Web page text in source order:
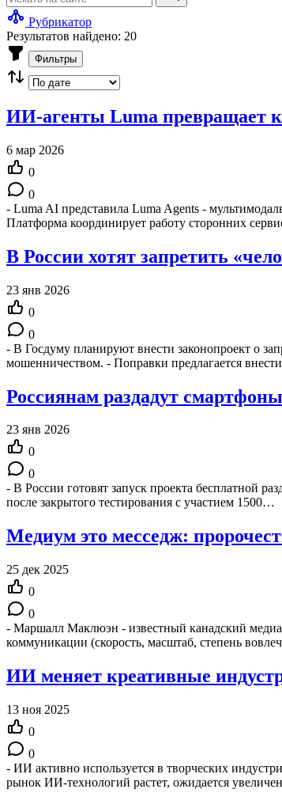
Рубрикатор
Результатов найдено: 20
Фильтры
ИИ-агенты Luma превращает
6 мар 2026
0
0
- Luma AI представила Luma Agents -
Платформа координирует работу сторонних
В России хотят запретить
23 янв 2026
0
0
- В Госдуму планируют внести законопроект о
мошенничеством. - Поправки предлагается
Россиянам раздадут
23 янв 2026
0
0
- В России готовят запуск проекта бесплатной
после закрытого тестирования с участием 1500…
Медиум это месседж:
25 дек 2025
0
0
- Маршалл Маклюэн - известный канадский
коммуникации (скорость, масштаб, степень
ИИ меняет креативные
13 ноя 2025
0
0
- ИИ активно используется в творческих
рынок ИИ-технологий растет, ожидается